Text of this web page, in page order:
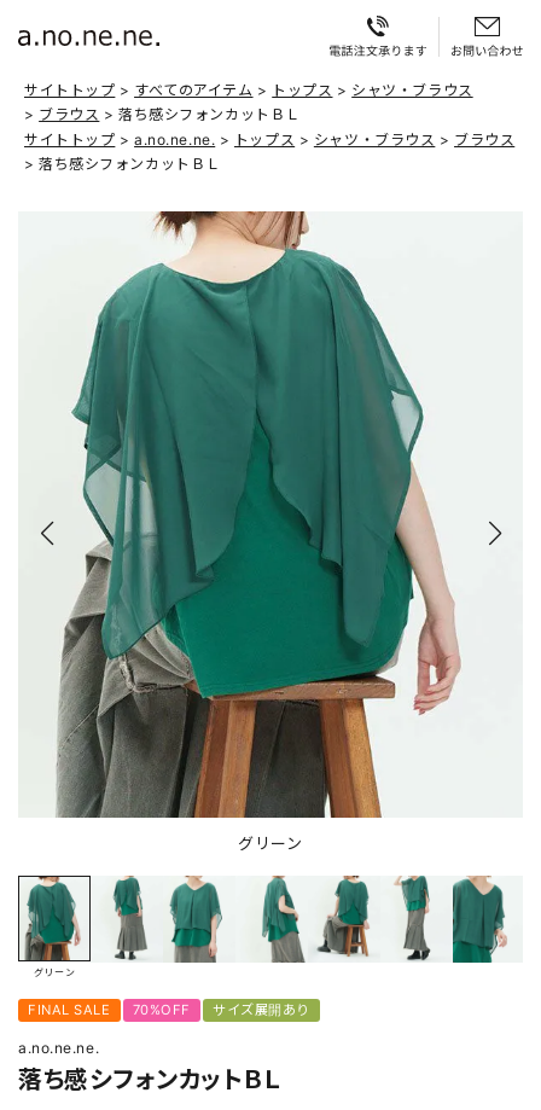
サイトトップ すべてのアイテム トップス
シャツ・ブラウス
ブラウス
落ち感シフォンカットＢＬ
サイトトップ
a.no.ne.ne. トップス シャツ・ブラウス
ブラウス
落ち感シフォンカットＢＬ
グリーン
グリーン
FINAL SALE 70%OFF サイズ展開あり
a.no.ne.ne.
落ち感シフォンカットＢＬ